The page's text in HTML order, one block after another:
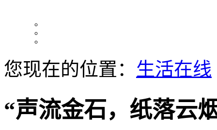
您现在的位置： 生活在线
“声流金石，纸落云